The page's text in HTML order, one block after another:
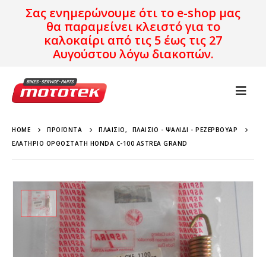
Σας ενημερώνουμε ότι το e-shop μας
θα παραμείνει κλειστό για το
καλοκαίρι από τις 5 έως τις 27
Αυγούστου λόγω διακοπών.
HOME ΠΡΟΪΌΝΤΑ ΠΛΑΊΣΙΟ,
ΠΛΑΊΣΙΟ - ΨΑΛΊΔΙ - ΡΕΖΕΡΒΟΥΆΡ
ΕΛΑΤΉΡΙΟ ΟΡΘΟΣΤΆΤΗ HONDA C-100 ASTREA GRAND